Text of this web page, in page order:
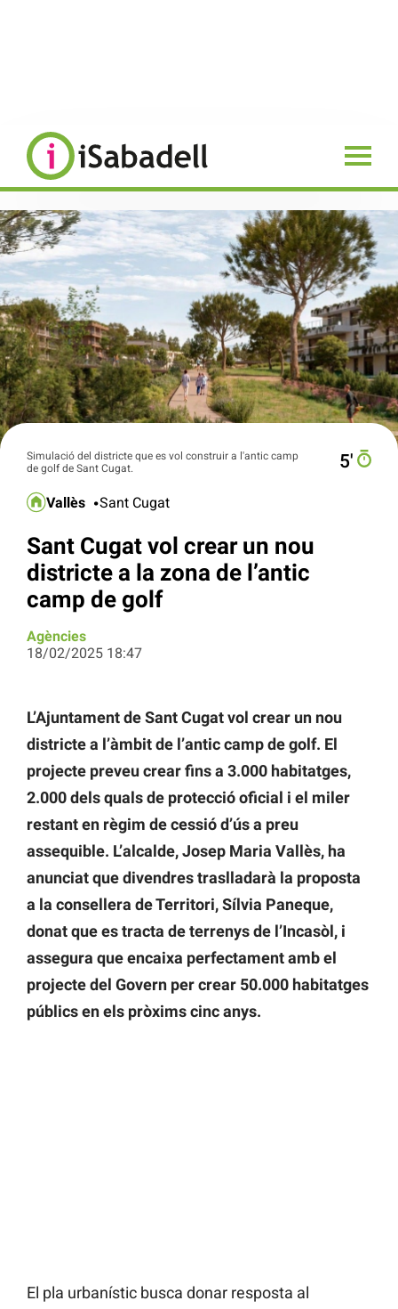
Simulació del districte que es vol construir a l'antic camp
de golf de Sant Cugat.
5′
Vallès Sant Cugat
Sant Cugat vol crear un nou
districte a la zona de l’antic
camp de golf
Agències
18/02/2025 18:47
L’Ajuntament de Sant Cugat vol crear un nou
districte a l’àmbit de l’antic camp de golf. El
projecte preveu crear fins a 3.000 habitatges,
2.000 dels quals de protecció oficial i el miler
restant en règim de cessió d’ús a preu
assequible. L’alcalde, Josep Maria Vallès, ha
anunciat que divendres traslladarà la proposta
a la consellera de Territori, Sílvia Paneque,
donat que es tracta de terrenys de l’Incasòl, i
assegura que encaixa perfectament amb el
projecte del Govern per crear 50.000 habitatges
públics en els pròxims cinc anys.
El pla urbanístic busca donar resposta al